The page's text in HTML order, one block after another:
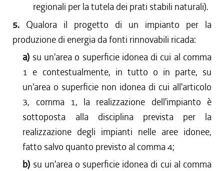
regionali per la tutela dei prati stabili naturali).
5. Qualora il progetto di un impianto per la
produzione di energia da fonti rinnovabili ricada:
a) su un'area o superficie idonea di cui al comma
1 e contestualmente, in tutto o in parte, su
un'area o superficie non idonea di cui all'articolo
3, comma 1, la realizzazione dell'impianto è
sottoposta alla disciplina prevista per la
realizzazione degli impianti nelle aree idonee,
fatto salvo quanto previsto al comma 4;
b) su un'area o superficie idonea di cui al comma